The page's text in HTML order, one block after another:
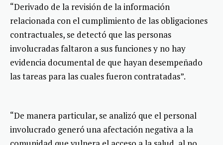
“Derivado de la revisión de la información
relacionada con el cumplimiento de las obligaciones
contractuales, se detectó que las personas
involucradas faltaron a sus funciones y no hay
evidencia documental de que hayan desempeñado
las tareas para las cuales fueron contratadas”.
“De manera particular, se analizó que el personal
involucrado generó una afectación negativa a la